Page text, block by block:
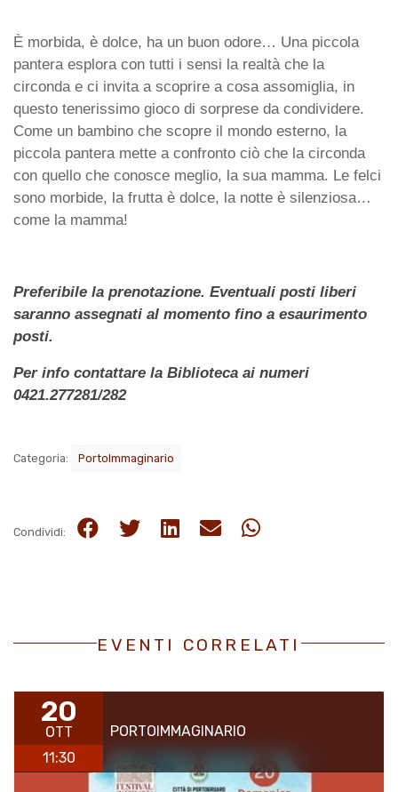
È morbida, è dolce, ha un buon odore… Una piccola
pantera esplora con tutti i sensi la realtà che la
circonda e ci invita a scoprire a cosa assomiglia, in
questo tenerissimo gioco di sorprese da condividere.
Come un bambino che scopre il mondo esterno, la
piccola pantera mette a confronto ciò che la circonda
con quello che conosce meglio, la sua mamma. Le felci
sono morbide, la frutta è dolce, la notte è silenziosa…
come la mamma!
Preferibile la prenotazione. Eventuali posti liberi
saranno assegnati al momento fino a esaurimento
posti.
Per info contattare la Biblioteca ai numeri
0421.277281/282
Categoria: PortoImmaginario
Condividi:
EVENTI CORRELATI
20
OTT
11:30
PORTOIMMAGINARIO